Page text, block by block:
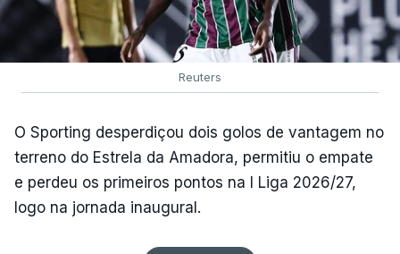
Reuters
O Sporting desperdiçou dois golos de vantagem no
terreno do Estrela da Amadora, permitiu o empate
e perdeu os primeiros pontos na I Liga 2026/27,
logo na jornada inaugural.